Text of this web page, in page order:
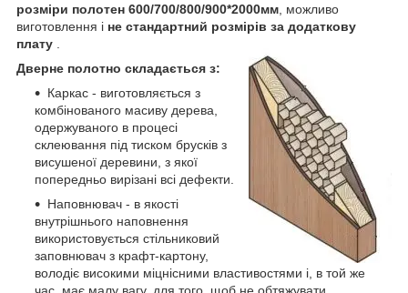
розміри полотен 600/700/800/900*2000мм , можливо
виготовлення і не стандартний розмірів за додаткову
плату
Дверне полотно складається з:
Каркас - виготовляється з
комбінованого масиву дерева,
одержуваного в процесі
склеювання під тиском брусків з
висушеної деревини, з якої
попередньо вирізані всі дефекти.
Наповнювач - в якості
внутрішнього наповнення
використовується стільниковий
заповнювач з крафт-картону,
володіє високими міцнісними властивостями і, в той же
час, має малу вагу, для того, щоб не обтяжувати